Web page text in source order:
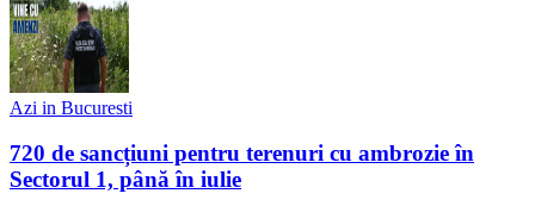
Azi in Bucuresti
720 de sancțiuni pentru terenuri cu ambrozie în
Sectorul 1, până în iulie